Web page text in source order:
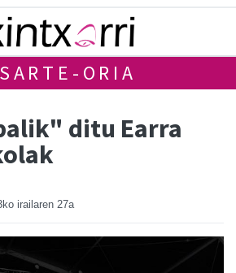
ORIA
ditu Earra
irailaren 27a